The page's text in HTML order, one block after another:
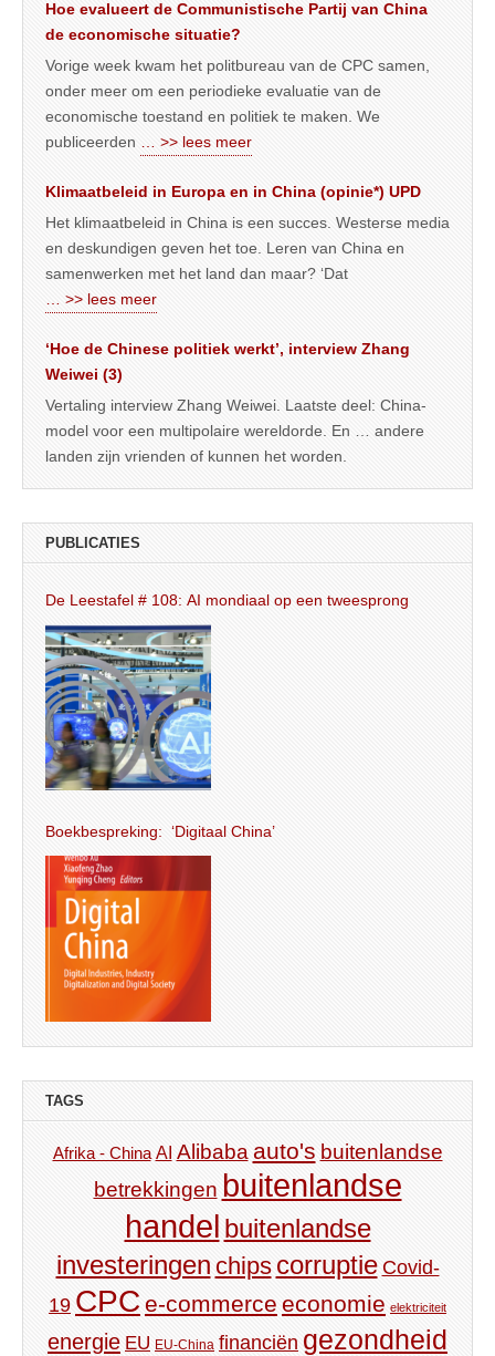
Hoe evalueert de Communistische Partij van China
de economische situatie?
Vorige week kwam het politbureau van de CPC samen,
onder meer om een periodieke evaluatie van de
economische toestand en politiek te maken. We
publiceerden
… >> lees meer
Klimaatbeleid in Europa en in China (opinie*) UPD
Het klimaatbeleid in China is een succes. Westerse media
en deskundigen geven het toe. Leren van China en
samenwerken met het land dan maar? ‘Dat
… >> lees meer
‘Hoe de Chinese politiek werkt’, interview Zhang
Weiwei (3)
Vertaling interview Zhang Weiwei. Laatste deel: China-
model voor een multipolaire wereldorde. En … andere
landen zijn vrienden of kunnen het worden.
PUBLICATIES
De Leestafel # 108: AI mondiaal op een tweesprong
Boekbespreking: ‘Digitaal China’
TAGS
Afrika - China AI Alibaba auto's buitenlandse
betrekkingen buitenlandse
handel buitenlandse
investeringen chips corruptie Covid-
19 CPC e-commerce economie elektriciteit
energie EU EU-China financiën gezondheid